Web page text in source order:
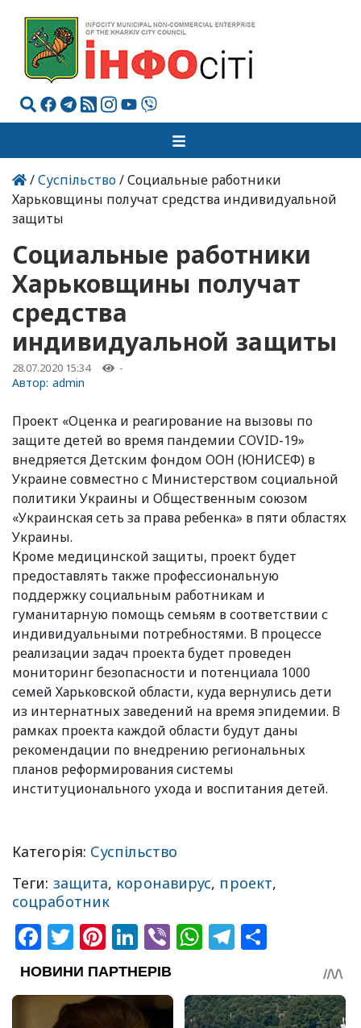
/Суспільство/ Социальные работники
Харьковщины получат средства индивидуальной
защиты
Социальные работники
Харьковщины получат
средства
индивидуальной защиты
28.07.2020 15:34 -
Автор: admin
Проект «Оценка и реагирование на вызовы по
защите детей во время пандемии COVID-19»
внедряется Детским фондом ООН (ЮНИСЕФ) в
Украине совместно с Министерством социальной
политики Украины и Общественным союзом
«Украинская сеть за права ребенка» в пяти областях
Украины.
Кроме медицинской защиты, проект будет
предоставлять также профессиональную
поддержку социальным работникам и
гуманитарную помощь семьям в соответствии с
индивидуальными потребностями. В процессе
реализации задач проекта будет проведен
мониторинг безопасности и потенциала 1000
семей Харьковской области, куда вернулись дети
из интернатных заведений на время эпидемии. В
рамках проекта каждой области будут даны
рекомендации по внедрению региональных
планов реформирования системы
институционального ухода и воспитания детей.
Категорія: Суспільство
Теги: защита, коронавирус, проект,
соцработник
Facebook
Twitter
Pinterest
LinkedIn
ViberWhatsApp
Telegram